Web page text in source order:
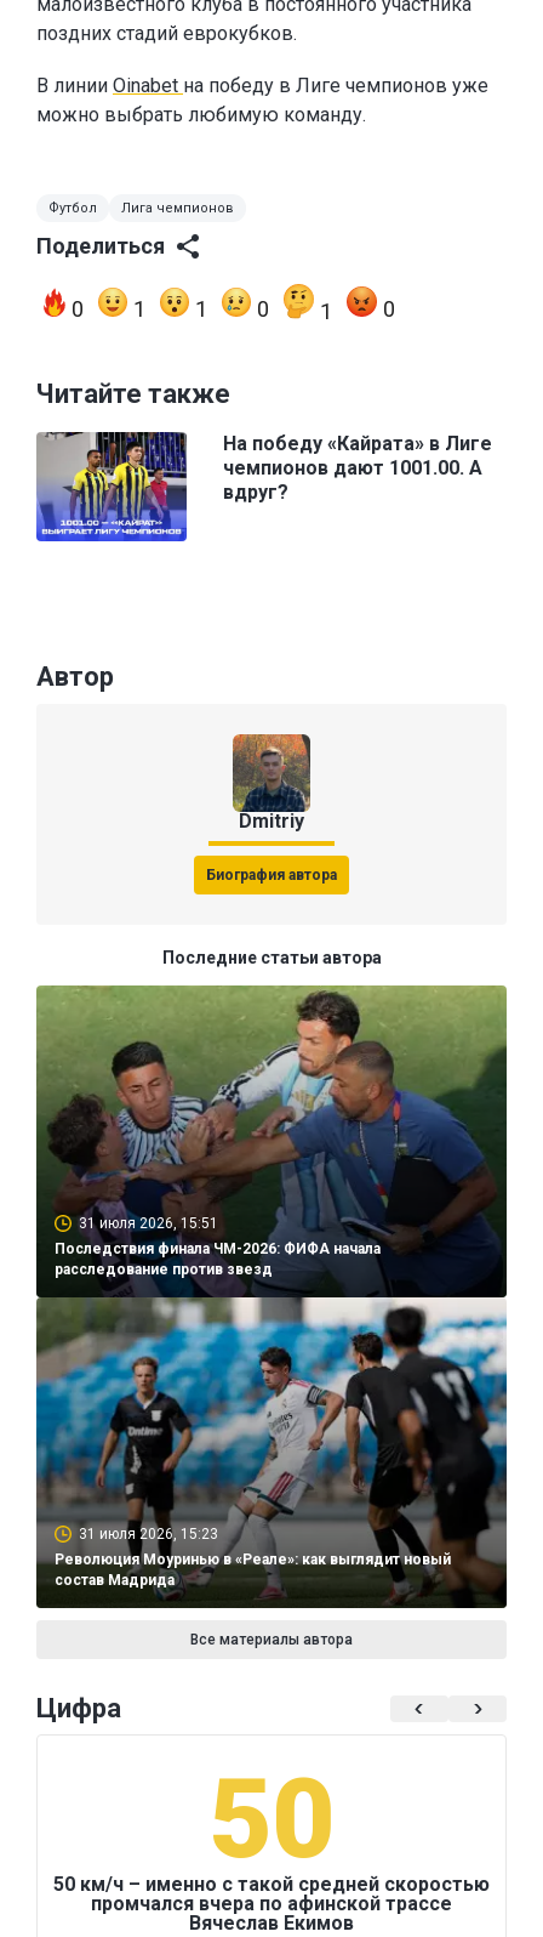
малоизвестного клуба в постоянного участника
поздних стадий еврокубков.
В линии Oinabet на победу в Лиге чемпионов уже
можно выбрать любимую команду.
Футбол Лига чемпионов
Поделиться
0 1 1 0 1 0
Читайте также
На победу «Кайрата» в Лиге
чемпионов дают 1001.00. А
вдруг?
Автор
Dmitriy
Биография автора
Последние статьи автора
31 июля 2026, 15:51
Последствия финала ЧМ-2026: ФИФА начала
расследование против звезд
31 июля 2026, 15:23
Революция Моуринью в «Реале»: как выглядит новый
состав Мадрида
Все материалы автора
Цифра
50
50 км/ч – именно с такой средней скоростью
промчался вчера по афинской трассе
Вячеслав Екимов